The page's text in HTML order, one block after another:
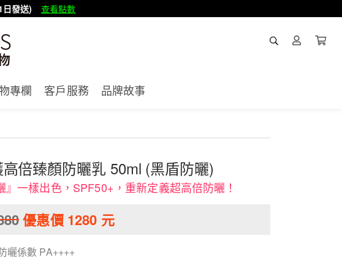
發送) 查看點數
專欄 客戶服務 品牌故事
倍臻顏防曬乳 50ml (黑盾防曬)
』一樣出色，SPF50+，重新定義超高倍防曬！
優惠價 1280 元
曬係數 PA++++